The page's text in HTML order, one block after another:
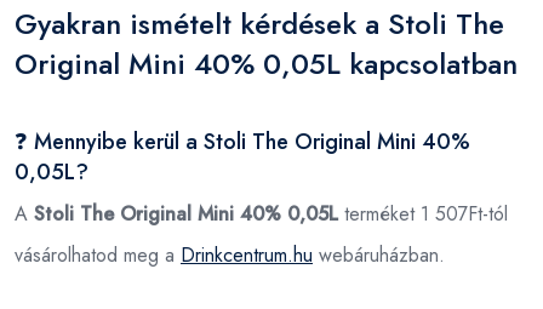
Gyakran ismételt kérdések a Stoli The
Original Mini 40% 0,05L kapcsolatban
❓ Mennyibe kerül a Stoli The Original Mini 40%
0,05L?
A Stoli The Original Mini 40% 0,05Lterméket 1 507Ft-tól
vásárolhatod meg a Drinkcentrum.hu webáruházban.